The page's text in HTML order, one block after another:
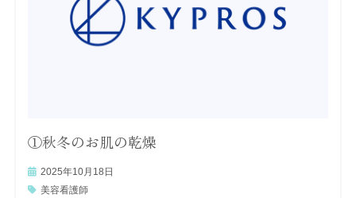
①秋冬のお肌の乾燥
2025年10月18日
美容看護師